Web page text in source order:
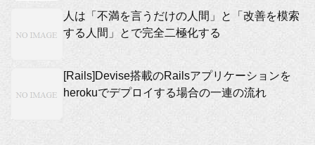
人は「不満を言うだけの人間」と「改善を模索
する人間」とで完全二極化する
[Rails]Devise搭載のRailsアプリケーションを
herokuでデプロイする場合の一連の流れ